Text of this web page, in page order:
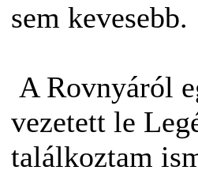
sem kevesebb.
A Rovnyáról
vezetett le
találkoztam